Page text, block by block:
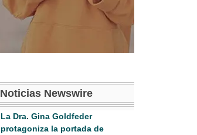
Noticias Newswire
La Dra. Gina Goldfeder
protagoniza la portada de